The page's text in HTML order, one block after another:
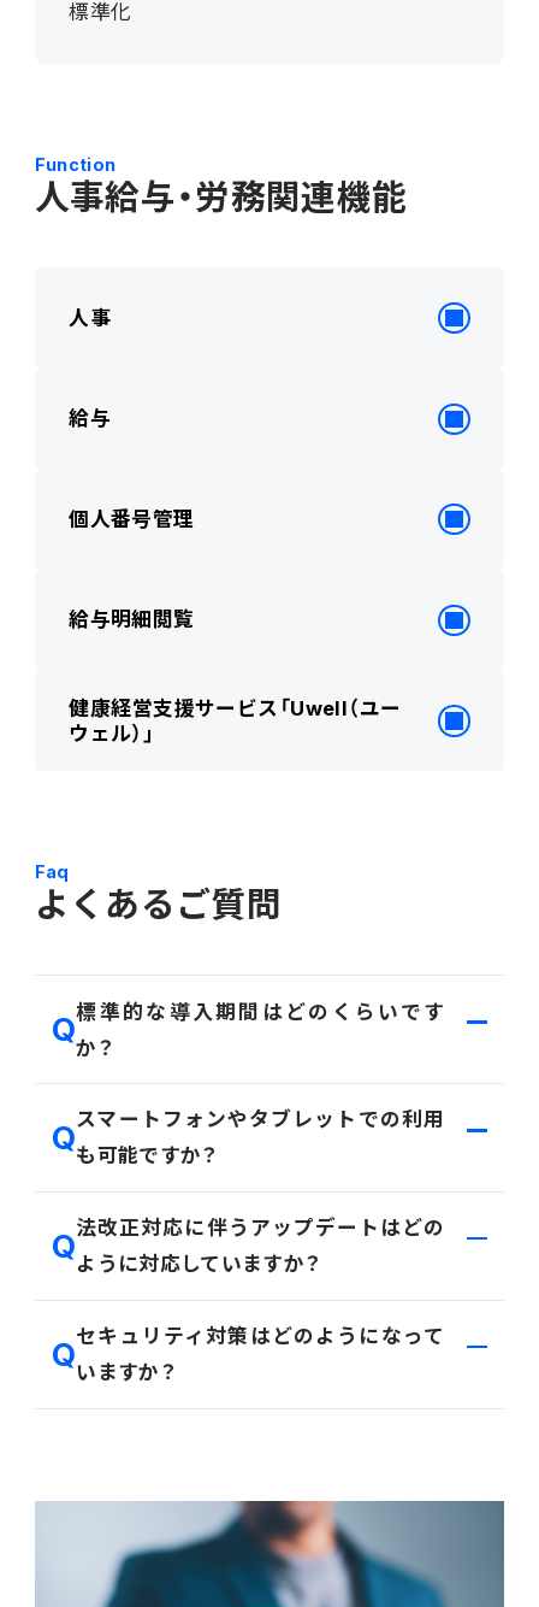
標準化
Function
人事給与・労務関連機能
人事
給与
個人番号管理
給与明細閲覧
健康経営支援サービス「Uwell（ユー
ウェル）」
Faq
よくあるご質問
標準的な導入期間はどのくらいです
か？
導入期間は作業範囲や導入体制により異なりますが、
人事給与系をFit to Standard、SaaSでご利用いただ
く場合は最短で約3ヶ月が目安です。
すので、詳細はお問い合わせください。
スマートフォンやタブレットでの利用
も可能ですか？
可能です。経費、承認・人事申請・給与明細閲覧などが
モバイル専用アプリでご利用いただけます。
その他機能もURLを入力いただくことでブラウザより
立ち上げることが可能です。
法改正対応に伴うアップデートはどの
ように対応していますか？
PROACTIVEは法改正に対応しており、必要なアップ
デートは当社にて作業を実施します。
セキュリティ対策はどのようになって
いますか？